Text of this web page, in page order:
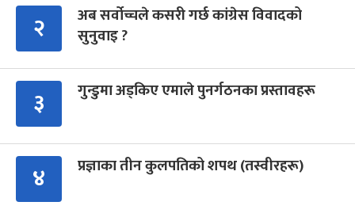
२
अब सर्वोच्चले कसरी गर्छ कांग्रेस विवादको
सुनुवाइ ?
३ गुन्डुमा अड्किए एमाले पुनर्गठनका प्रस्तावहरू
४ प्रज्ञाका तीन कुलपतिको शपथ (तस्वीरहरू)